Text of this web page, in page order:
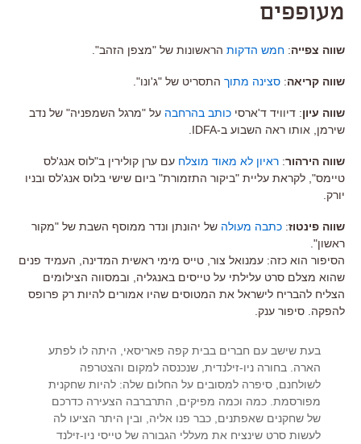
מעופפים
שווה צפייה: חמש הדקות הראשונות של "מצפן הזהב".
שווה קריאה: סצינה מתוך התסריט של "ג'ונו".
שווה עיון: דיוויד ד'ארסי כותב בהרחבה על "מרגל השמפניה" של נדב
שירמן, אותו ראה השבוע ב-IDFA.
שווה הירהור: ראיון לא מאוד מוצלח עם ערן קולירין ב"לוס אנג'לס
טיימס", לקראת עליית "ביקור התזמורת" ביום שישי בלוס אנג'לס ובניו
יורק.
שווה פינטוז: כתבה מעולה של יהונתן ונדר ממוסף השבת של "מקור
ראשון".
הסיפור הוא כזה: עמנואל צור, טייס מימי ראשית המדינה, העמיד פנים
שהוא מצלם סרט עלילתי על טייסים באנגליה, ובמסווה הצילומים
הצליח להבריח לישראל את המטוסים שהיו אמורים להיות רק פרופס
להפקה. סיפור ענק.
בעת שישב עם חברים בבית קפה פאריסאי, היתה לו לפתע
הארה. בחורה ניו-זילנדית, שנכנסה למקום והצטרפה
לשולחנם, סיפרה למסובים על החלום שלה: להיות שחקנית
מפורסמת. כמה וכמה מפיקים, התרברבה הצעירה כדרכם
של שחקנים שאפתנים, כבר פנו אליה, ובין היתר הציעו לה
לעשות סרט שינציח את מעללי הגבורה של טייסי ניו-זילנד